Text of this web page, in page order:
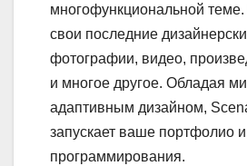
многофункциональной
свои последние
фотографии, видео,
и многое другое. Обладая
адаптивным дизайном,
запускает ваше портфолио и
программирования.